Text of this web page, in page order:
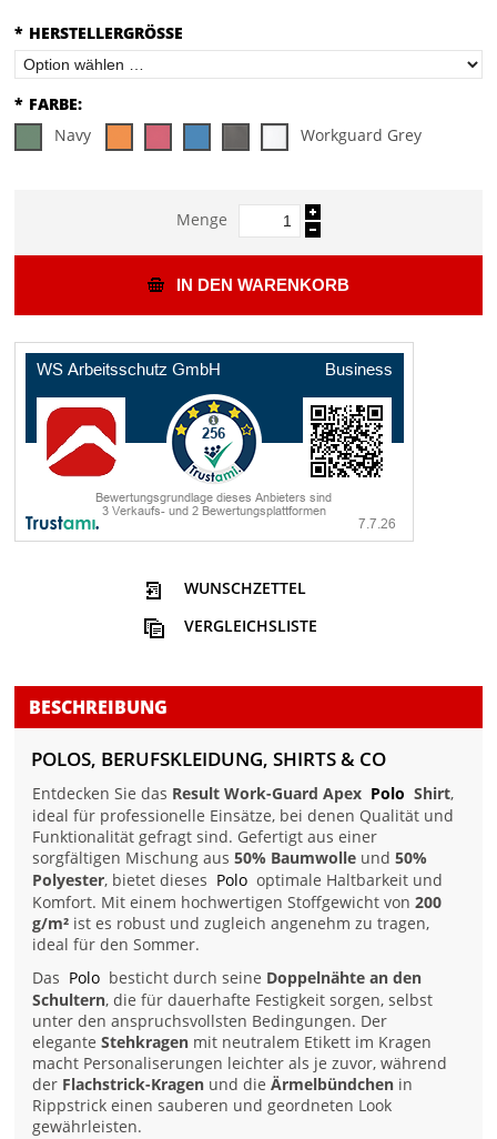
* HERSTELLERGRÖSSE
* FARBE:
Navy
Workguard Grey
Menge
IN DEN WARENKORB
WUNSCHZETTEL
VERGLEICHSLISTE
BESCHREIBUNG
POLOS, BERUFSKLEIDUNG, SHIRTS & CO
Entdecken Sie das Result Work-Guard Apex Polo Shirt,
ideal für professionelle Einsätze, bei denen Qualität und
Funktionalität gefragt sind. Gefertigt aus einer
sorgfältigen Mischung aus50% Baumwolle und50%
Polyester, bietet dieses Polo optimale Haltbarkeit und
Komfort. Mit einem hochwertigen Stoffgewicht von200
g/m² ist es robust und zugleich angenehm zu tragen,
ideal für den Sommer.
Das Polo besticht durch seine Doppelnähte an den
Schultern, die für dauerhafte Festigkeit sorgen, selbst
unter den anspruchsvollsten Bedingungen. Der
eleganteStehkragen mit neutralem Etikett im Kragen
macht Personaliserungen leichter als je zuvor, während
der Flachstrick-Kragen und dieÄrmelbündchen in
Rippstrick einen sauberen und geordneten Look
gewährleisten.